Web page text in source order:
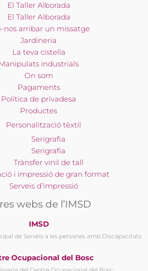
El Taller Alborada
El Taller Alborada
nos arribar un missatge
Jardineria
La teva cistella
industrials
On som
Pagaments
Política de privadesa
Productes
Personalització tèxtil
Serigrafia
Serigrafia
Trànsfer vinil de tall
i impressió de gran format
Serveis d’impressió
webs de l’IMSD
IMSD
de Serveis a les persones amb Discapacitats
Ocupacional del Bosc